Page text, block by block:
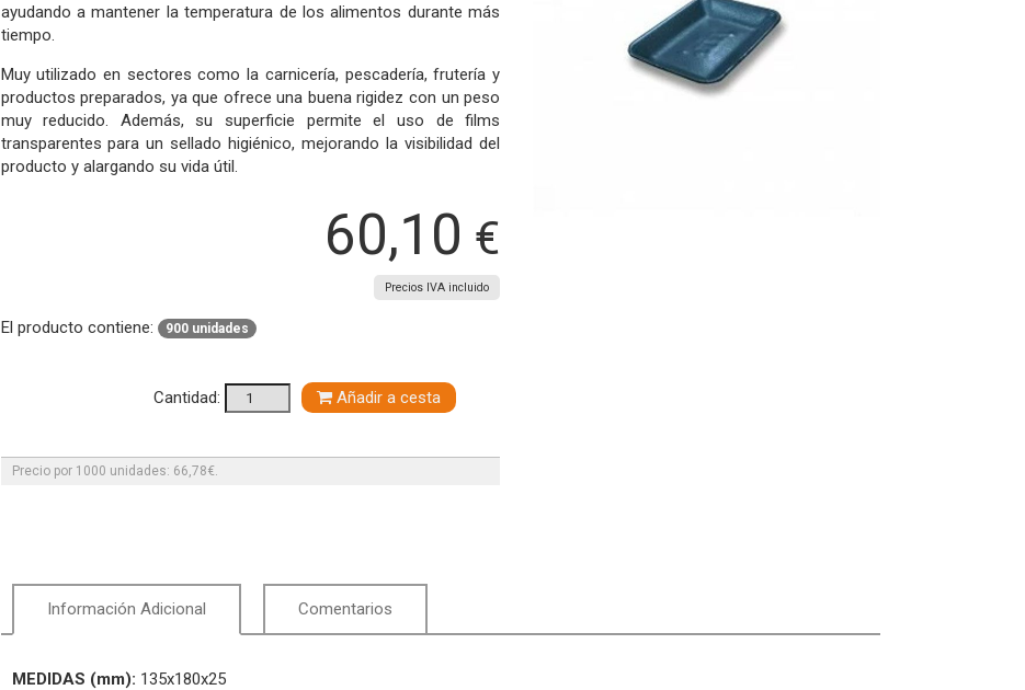
ayudando a mantener la temperatura de los alimentos durante más
tiempo.
Muy utilizado en sectores como la carnicería, pescadería, frutería y
productos preparados, ya que ofrece una buena rigidez con un peso
muy reducido. Además, su superficie permite el uso de films
transparentes para un sellado higiénico, mejorando la visibilidad del
producto y alargando su vida útil.
60,10 €
Precios IVA incluido
El producto contiene: 900 unidades
Cantidad: Añadir a cesta
Precio por 1000 unidades: 66,78€.
Información Adicional Comentarios
MEDIDAS (mm): 135x180x25